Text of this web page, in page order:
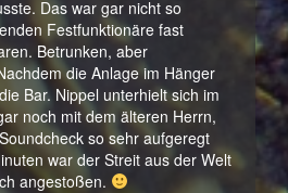
Das war gar nicht so
Festfunktionäre fast
Betrunken, aber
die Anlage im Hänger
Bar. Nippel unterhielt sich im
noch mit dem älteren Herrn,
so sehr aufgeregt
war der Streit aus der Welt
angestoßen.